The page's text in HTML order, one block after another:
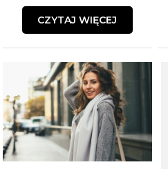
CZYTAJ WIĘCEJ